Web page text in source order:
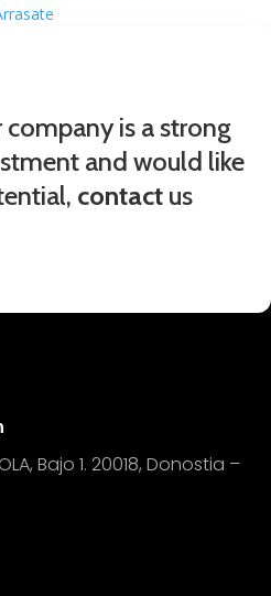
is a strong
and would like
contact us
Bajo 1. 20018, Donostia –